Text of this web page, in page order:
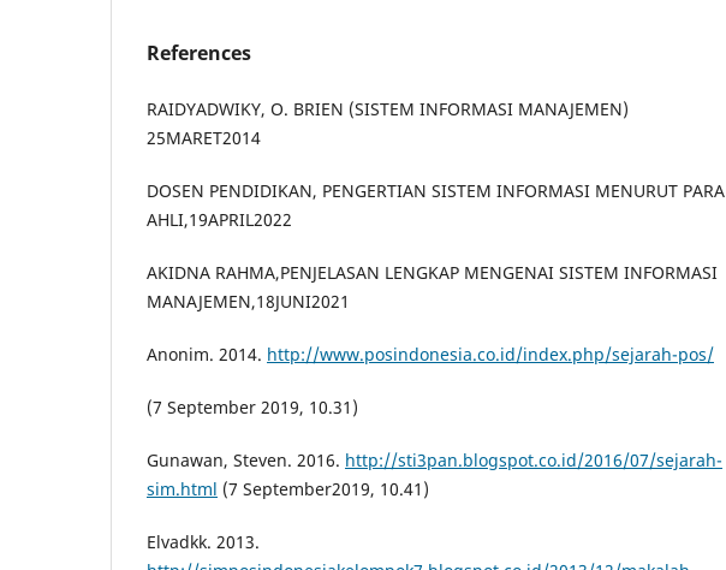
References
RAIDYADWIKY, O. BRIEN (SISTEM INFORMASI MANAJEMEN)
25MARET2014
DOSEN PENDIDIKAN, PENGERTIAN SISTEM INFORMASI MENURUT PARA
AHLI,19APRIL2022
AKIDNA RAHMA,PENJELASAN LENGKAP MENGENAI SISTEM INFORMASI
MANAJEMEN,18JUNI2021
Anonim. 2014. http://www.posindonesia.co.id/index.php/sejarah-pos/
(7 September 2019, 10.31)
Gunawan, Steven. 2016. http://sti3pan.blogspot.co.id/2016/07/sejarah-
sim.html (7 September2019, 10.41)
Elvadkk. 2013.